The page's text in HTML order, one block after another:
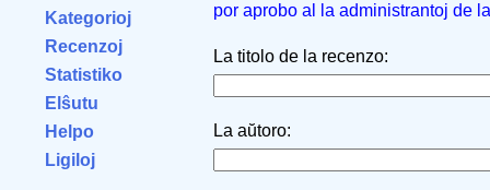
Kategorioj
Recenzoj
Statistiko
Elŝutu
Helpo
Ligiloj
por aprobo al la administrantoj de
La titolo de la recenzo:
La aŭtoro: